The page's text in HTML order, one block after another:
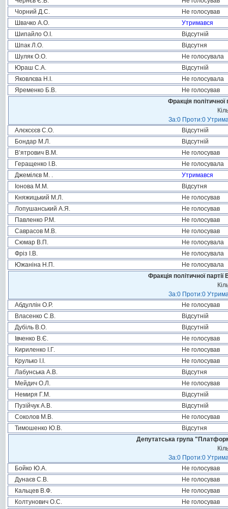
Чорний Д.С.
Не голосував
Швачко А.О.
Утримався
Шипайло О.І.
Відсутній
Шпак Л.О.
Відсутня
Шуляк О.О.
Не голосувала
Юраш С.А.
Відсутній
Яковлєва Н.І.
Не голосувала
Яременко Б.В.
Не голосував
Фракція
За:0 Проти:0
Алєксєєв С.О.
Відсутній
Бондар М.Л.
Відсутній
В’ятрович В.М.
Не голосував
Геращенко І.В.
Не голосувала
Джемілєв М. .
Утримався
Іонова М.М.
Відсутня
Княжицький М.Л.
Не голосував
Лопушанський А.Я.
Не голосував
Павленко Р.М.
Не голосував
Саврасов М.В.
Не голосував
Сюмар В.П.
Не голосувала
Фріз І.В.
Не голосувала
Южаніна Н.П.
Не голосувала
Фракція політичної
За:0 Проти:0
Абдуллін О.Р.
Не голосував
Власенко С.В.
Відсутній
Дубіль В.О.
Відсутній
Івченко В.Є.
Не голосував
Кириленко І.Г.
Не голосував
Крулько І.І.
Не голосував
Лабунська А.В.
Відсутня
Мейдич О.Л.
Не голосував
Немиря Г.М.
Відсутній
Пузійчук А.В.
Відсутній
Соколов М.В.
Не голосував
Тимошенко Ю.В.
Відсутня
Депутатська група
За:0 Проти:0
Бойко Ю.А.
Не голосував
Дунаєв С.В.
Не голосував
Кальцев В.Ф.
Не голосував
Колтунович О.С.
Не голосував